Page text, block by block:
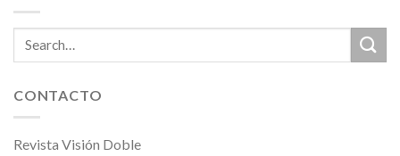
CONTACTO
Revista Visión Doble